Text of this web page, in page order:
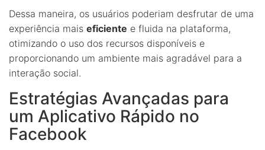
Dessa maneira, os usuários poderiam desfrutar de uma
experiência mais eficiente e fluida na plataforma,
otimizando o uso dos recursos disponíveis e
proporcionando um ambiente mais agradável para a
interação social.
Estratégias Avançadas para
um Aplicativo Rápido no
Facebook